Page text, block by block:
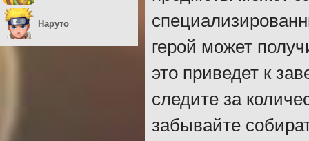
герой может
это приведет к
следите за
забывайте
Наруто